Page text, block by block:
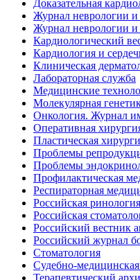
Доказательная
Журнал неврологии
Журнал неврологии
Кардиологический
Кардиология и
Клиническая
Лабораторная служба
Медицинские
Молекулярная
Онкология. Журнал
Оперативная
Пластическая
Проблемы
Проблемы
Профилактическая
Респираторная
Российская ринология
Российская
Российский вестник
Российский журнал
Стоматология
Судебно-медицинская
Терапевтический